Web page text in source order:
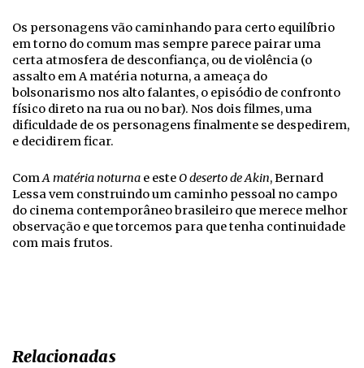
Os personagens vão caminhando para certo equilíbrio
em torno do comum mas sempre parece pairar uma
certa atmosfera de desconfiança, ou de violência (o
assalto em A matéria noturna, a ameaça do
bolsonarismo nos alto falantes, o episódio de confronto
físico direto na rua ou no bar). Nos dois filmes, uma
dificuldade de os personagens finalmente se despedirem,
e decidirem ficar.
ComA matéria noturna e esteO deserto de Akin, Bernard
Lessa vem construindo um caminho pessoal no campo
do cinema contemporâneo brasileiro que merece melhor
observação e que torcemos para que tenha continuidade
com mais frutos.
Relacionadas